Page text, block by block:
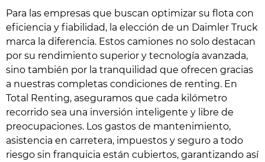
Para las empresas que buscan optimizar su flota con
eficiencia y fiabilidad, la elección de un Daimler Truck
marca la diferencia. Estos camiones no solo destacan
por su rendimiento superior y tecnología avanzada,
sino también por la tranquilidad que ofrecen gracias
a nuestras completas condiciones de renting. En
Total Renting, aseguramos que cada kilómetro
recorrido sea una inversión inteligente y libre de
preocupaciones. Los gastos de mantenimiento,
asistencia en carretera, impuestos y seguro a todo
riesgo sin franquicia están cubiertos, garantizando así